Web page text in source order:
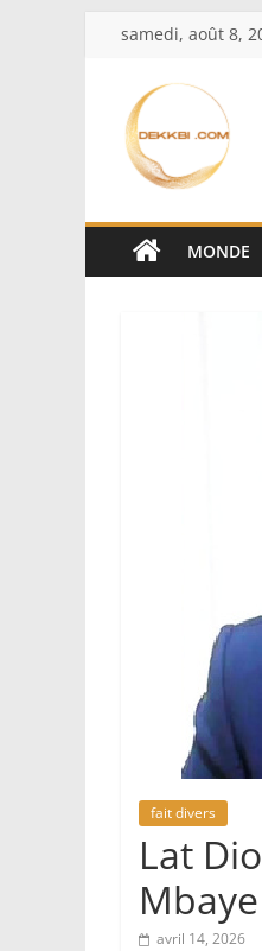
Passer
contenu
samedi, août 8,
MONDE
fait divers
Lat
avril 14, 2026